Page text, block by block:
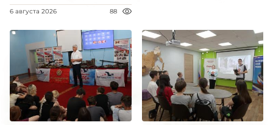
6 августа 2026 88